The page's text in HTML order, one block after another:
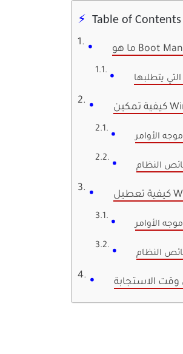
Table of Contents
وقت الاستجابة